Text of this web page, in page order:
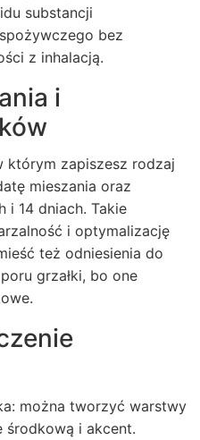
substancji
bez
z inhalacją.
i
którym zapiszesz rodzaj
mieszania oraz
i 14 dniach. Takie
i optymalizację
też odniesienia do
grzałki, bo one
można tworzyć warstwy
i akcent.